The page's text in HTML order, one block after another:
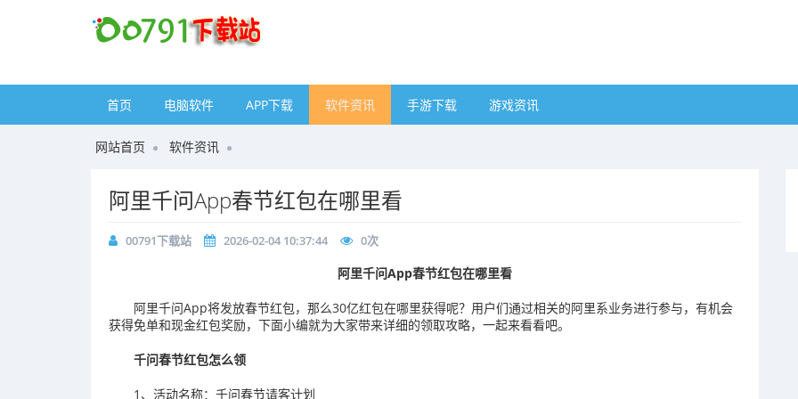
首页 电脑软件 APP下载 软件资讯 手游下载 游戏资讯
网站首页 软件资讯
阿里千问App春节红包在哪里看
00791下载站 2026-02-04 10:37:44 0次
阿里千问App春节红包在哪里看
阿里千问App将发放春节红包，那么30亿红包在哪里获得呢？用户们通过相关的阿里系业务进行参与，有机会
获得免单和现金红包奖励，下面小编就为大家带来详细的领取攻略，一起来看看吧。
千问春节红包怎么领
1、活动名称：千问春节请客计划